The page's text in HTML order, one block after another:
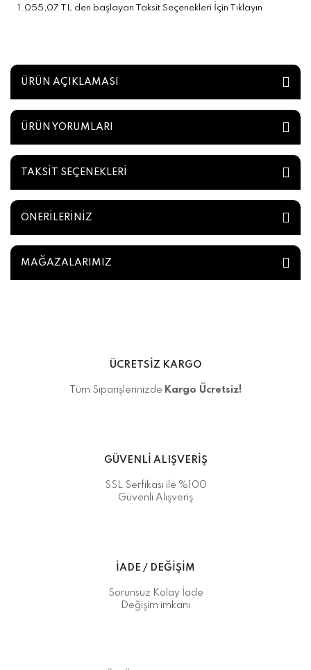
1.055,07 TL den başlayan Taksit Seçenekleri İçin Tıklayın
ÜRÜN AÇIKLAMASI
ÜRÜN YORUMLARI
TAKSİT SEÇENEKLERİ
ÖNERİLERİNİZ
MAĞAZALARIMIZ
ÜCRETSİZ KARGO
Tüm Siparişlerinizde Kargo Ücretsiz!
GÜVENLİ ALIŞVERİŞ
SSL Serfikası ile %100
Güvenli Alışveriş
İADE / DEĞİŞİM
Sorunsuz Kolay İade
Değişim imkanı